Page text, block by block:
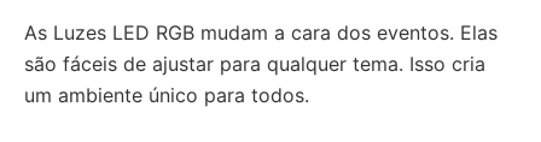
As Luzes LED RGB mudam a cara dos eventos. Elas
são fáceis de ajustar para qualquer tema. Isso cria
um ambiente único para todos.